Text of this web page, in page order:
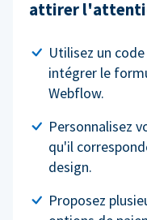
attirer
Utilisez un
intégrer le
Webflow.
Personnalisez
qu'il
design.
Proposez